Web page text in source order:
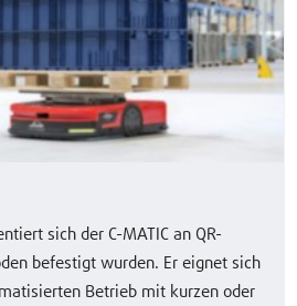
sich der C-MATIC an QR-
befestigt wurden. Er eignet sich
Betrieb mit kurzen oder